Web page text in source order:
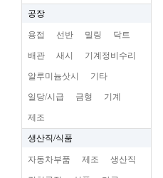
공장
용접 선반 밀링 닥트
배관 새시 기계정비수리
알루미늄삿시 기타
일당/시급 금형 기계
제조
생산직/식품
자동차부품 제조 생산직